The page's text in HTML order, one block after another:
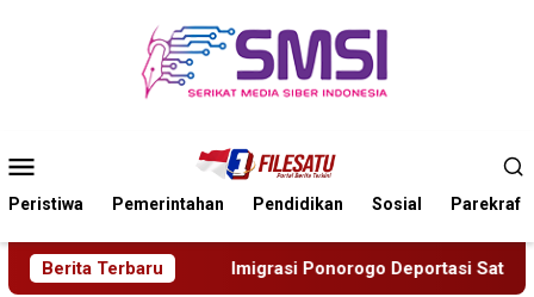
Mobile
Peristiwa Pemerintahan Pendidikan Sosial Parekraf
Berita Terbaru
Ponorogo Deportasi Satu WN Tiongkok Salahgunakan